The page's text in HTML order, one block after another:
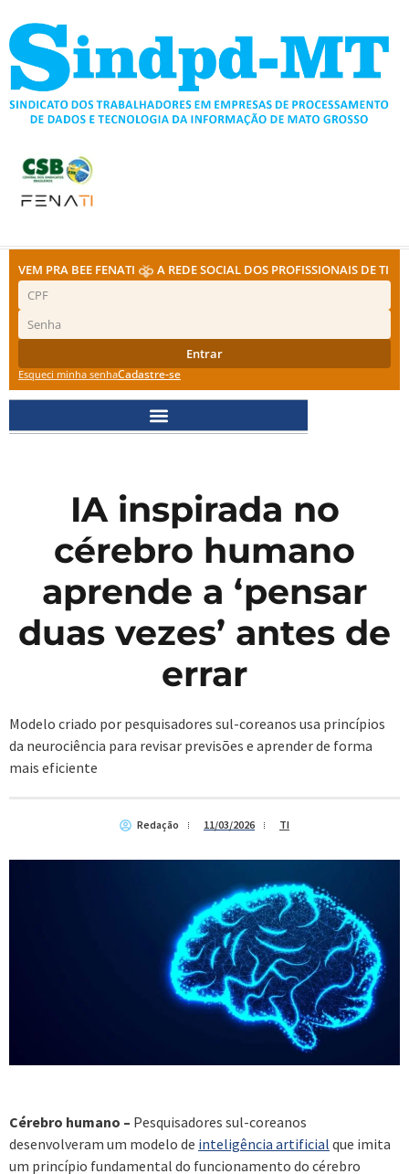
para
conteúdo
VEM PRA BEE FENATI A REDE SOCIAL DOS PROFISSIONAIS DE TI
Entrar
Esqueci minha senhaCadastre-se
IA inspirada no
cérebro humano
aprende a ‘pensar
duas vezes’ antes de
errar
Modelo criado por pesquisadores sul-coreanos usa princípios
da neurociência para revisar previsões e aprender de forma
mais eficiente
Redação 11/03/2026 TI
Cérebro humano – Pesquisadores sul-coreanos
desenvolveram um modelo de inteligência artificial que imita
um princípio fundamental do funcionamento do cérebro